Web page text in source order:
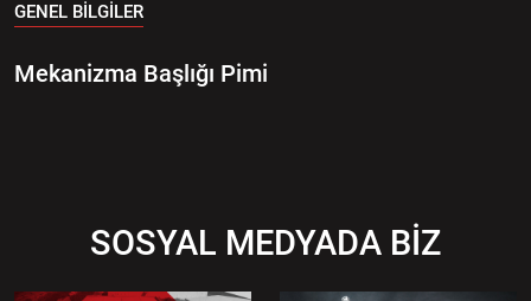
GENEL BİLGİLER
Mekanizma Başlığı Pimi
SOSYAL MEDYADA BİZ